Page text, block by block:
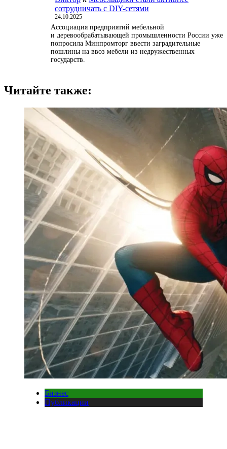
сотрудничать с DIY-сетями
24.10.2025
Ассоциация предприятий мебельной
и деревообрабатывающей промышленности России уже
попросила Минпромторг ввести заградительные
пошлины на ввоз мебели из недружественных
государств.
Читайте также:
Бизнес
Публикации